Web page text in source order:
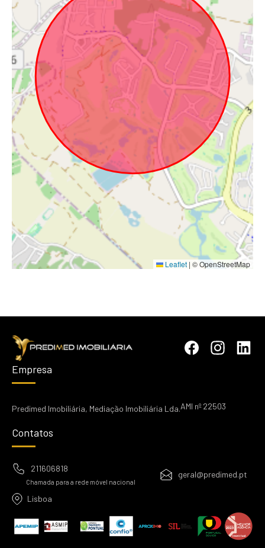
Leaflet | © OpenStreetMap
Empresa
Predimed Imobiliária, Mediação Imobiliária Lda.AMI nº 22503
Contatos
211606818
Chamada para a rede móvel nacional
geral@predimed.pt
Lisboa